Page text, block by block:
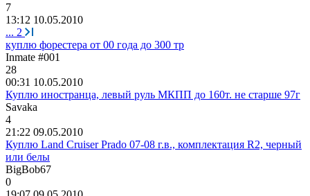
7
13:12 10.05.2010
... 2
куплю форестера от 00 года до 300 тр
Inmate #001
28
00:31 10.05.2010
Куплю иностранца, левый руль МКПП до 160т. не старше 97г
Savaka
4
21:22 09.05.2010
Куплю Land Cruiser Prado 07-08 г.в., комплектация R2, черный
или белы
BigBob67
0